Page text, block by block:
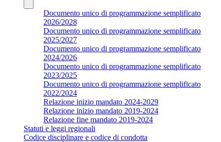
Documento unico di programmazione semplificato
2026/2028
Documento unico di programmazione semplificato
2025/2027
Documento unico di programmazione semplificato
2024/2026
Documento unico di programmazione semplificato
2023/2025
Documento unico di programmazione semplificato
2022/2024
Relazione inizio mandato 2024-2029
Relazione inizio mandato 2019-2024
Relazione fine mandato 2019-2024
Statuti e leggi regionali
Codice disciplinare e codice di condotta